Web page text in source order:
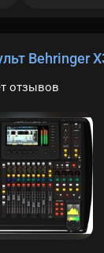
Behringer
отзывов